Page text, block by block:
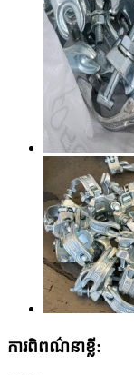
ការពិពណ៌នាខ្លី: